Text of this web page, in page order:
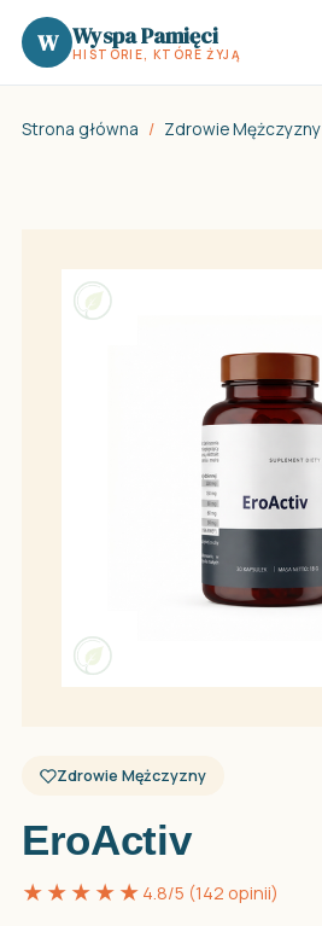
W Wyspa Pamięci
HISTORIE, KTÓRE ŻYJĄ
Strona główna / Zdrowie Mężczyzny
Zdrowie Mężczyzny
EroActiv
★★★★★ 4.8/5 (142 opinii)